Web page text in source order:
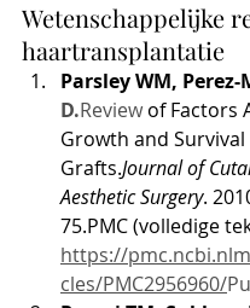
Wetenschappelijke
haartransplantatie
Parsley WM, Perez-
D.Review of Factors
Growth and
Grafts.Journal of
Aesthetic Surgery.
75.PMC (volledige
https://
cles/PMC2956960/